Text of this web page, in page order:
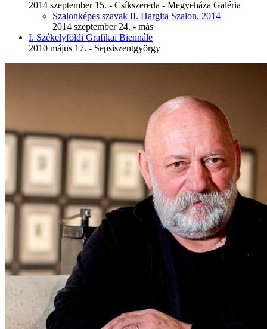
2014 szeptember 15. - Csíkszereda - Megyeháza Galéria
Szalonképes szavak II. Hargita Szalon, 2014
2014 szeptember 24. - más
I. Székelyföldi Grafikai Biennále
2010 május 17. - Sepsiszentgyörgy